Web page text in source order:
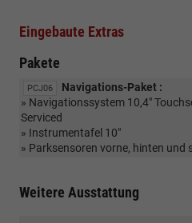
Eingebaute Extras
Pakete
PCJ06
Navigations-Paket :
» Navigationssystem 10,4"
Serviced
» Instrumentafel 10"
» Parksensoren vorne, hinten und
Weitere Ausstattung